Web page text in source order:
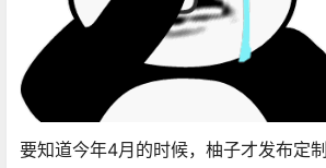
要知道今年4月的时候，柚子才发布定